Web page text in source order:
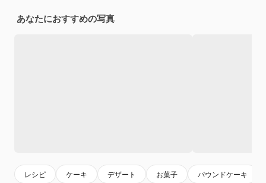
あなたにおすすめの写真
レシピ ケーキ デザート お菓子 パウンドケーキ